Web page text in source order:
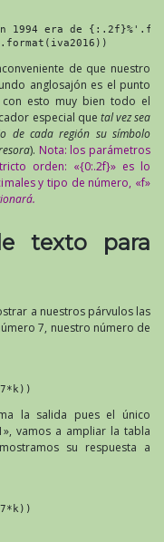
1994 era de
de que nuestro
anglosajón es el punto
esto muy bien todo el
especial que tal vez sea
de cada región su símbolo
). Nota: los parámetros
orden: «{0:.2f}» es lo
y tipo de número, «f»
texto para
a nuestros párvulos las
7, nuestro número de
la salida pues el único
vamos a ampliar la tabla
su respuesta a